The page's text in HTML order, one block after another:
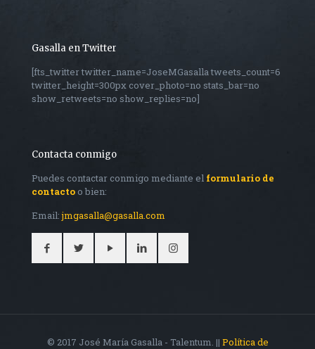
Gasalla en Twitter
[fts_twitter twitter_name=JoseMGasalla tweets_count=6
twitter_height=300px cover_photo=no stats_bar=no
show_retweets=no show_replies=no]
Contacta conmigo
Puedes contactar conmigo mediante el formulario de
contacto o bien:
Email:jmgasalla@gasalla.com
© 2017 José María Gasalla - Talentum. || Política de